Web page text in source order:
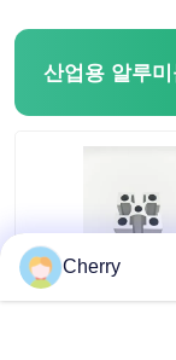
산업용 알루
압출 압출 양극
Cherry